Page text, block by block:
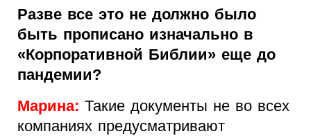
Разве все это не должно было
быть прописано изначально в
«Корпоративной Библии» еще до
пандемии?
Марина: Такие документы не во всех
компаниях предусматривают